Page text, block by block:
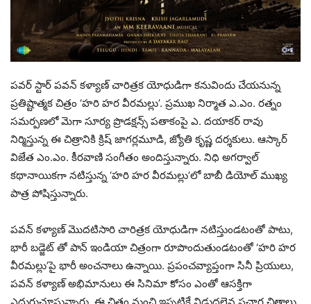
పవర్ స్టార్ పవన్ కళ్యాణ్ చారిత్రక యోధుడిగా కనువిందు చేయనున్న
ప్రతిష్టాత్మక చిత్రం ‘హరి హర వీరమల్లు’. ప్రముఖ నిర్మాత ఎ.ఎం. రత్నం
సమర్పణలో మెగా సూర్య ప్రొడక్షన్స్ పతాకంపై ఎ. దయాకర్ రావు
నిర్మిస్తున్న ఈ చిత్రానికి క్రిష్ జాగర్లమూడి, జ్యోతి కృష్ణ దర్శకులు. ఆస్కార్
విజేత ఎం.ఎం. కీరవాణి సంగీతం అందిస్తున్నారు. నిధి అగర్వాల్
కథానాయికగా నటిస్తున్న ‘హరి హర వీరమల్లు’లో బాబీ డియోల్ ముఖ్య
పాత్ర పోషిస్తున్నారు.
పవన్ కళ్యాణ్ మొదటిసారి చారిత్రక యోధుడిగా నటిస్తుండటంతో పాటు,
భారీ బడ్జెట్ తో పాన్ ఇండియా చిత్రంగా రూపొందుతుండటంతో ‘హరి హర
వీరమల్లు’పై భారీ అంచనాలు ఉన్నాయి. ప్రపంచవ్యాప్తంగా సినీ ప్రియులు,
పవన్ కళ్యాణ్ అభిమానులు ఈ సినిమా కోసం ఎంతో ఆసక్తిగా